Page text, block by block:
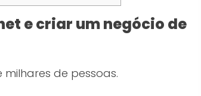
e criar um negócio de
milhares de pessoas.